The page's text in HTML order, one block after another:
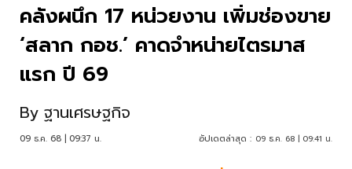
คลังผนึก 17 หน่วยงาน เพิ่มช่องขาย
‘สลาก กอช.’ คาดจำหน่ายไตรมาส
แรก ปี 69
By ฐานเศรษฐกิจ
09 ธ.ค. 68 | 09:37 น. อัปเดตล่าสุด : 09 ธ.ค. 68 | 09:41 น.